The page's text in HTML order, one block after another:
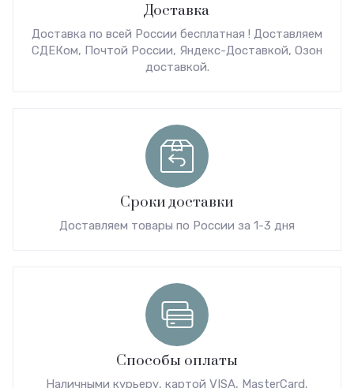
Доставка
Доставка по всей России бесплатная ! Доставляем
СДЕКом, Почтой России, Яндекс-Доставкой, Озон
доставкой.
Сроки доставки
Доставляем товары по России за 1-3 дня
Способы оплаты
Наличными курьеру, картой VISA, MasterCard,